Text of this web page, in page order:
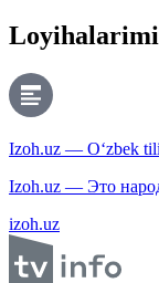
Izoh.uz — O‘zbek
Izoh.uz — Это
izoh.uz